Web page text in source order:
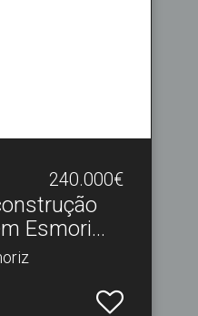
240.000€
Esmori.​..